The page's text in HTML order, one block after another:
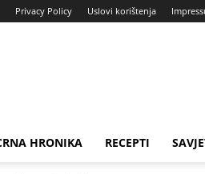
Privacy Policy Uslovi korištenja
HRONIKA RECEPTI